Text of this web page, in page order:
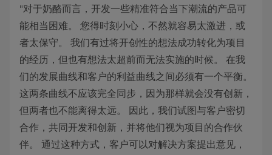
"对于奶酪而言，开发一些精准符合当下潮流的产品可
能相当困难。 您得时刻小心，不然就容易太激进，或
者太保守。 我们有过将开创性的想法成功转化为项目
的经历，但也有想法太超前而无法实施的时候。 在我
们的发展曲线和客户的利益曲线之间必须有一个平衡。
这两条曲线不应该完全同步，因为那样就会没有创新，
但两者也不能离得太远。 因此，我们试图与客户密切
合作，共同开发和创新，并将他们视为项目的合作伙
伴。 通过这种方式，客户可以对解决方案提出意见，